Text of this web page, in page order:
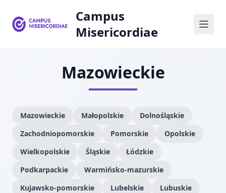
Campus
Misericordiae
Mazowieckie
Mazowieckie Małopolskie
Dolnośląskie
Zachodniopomorskie
Pomorskie
Opolskie
Wielkopolskie
Śląskie
Łódzkie
Podkarpackie
Warmińsko-mazurskie
Kujawsko-pomorskie
Lubelskie
Lubuskie